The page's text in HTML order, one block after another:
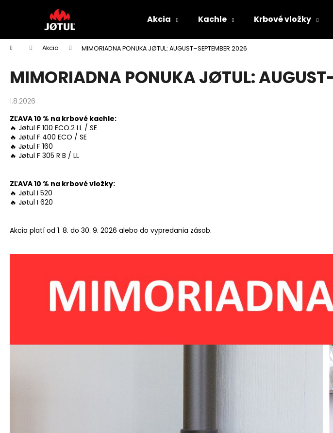
Akcia Kachle Krbové vložky
Domov Akcia MIMORIADNA PONUKA JØTUL: AUGUST–SEPTEMBER 2026
MIMORIADNA PONUKA JØTUL:
1.8.2026
ZĽAVA 10 % na krbové kachle:
🔥 Jøtul F 100 ECO.2 LL / SE
🔥 Jøtul F 400 ECO / SE
🔥 Jøtul F 160
🔥 Jøtul F 305 R B / LL
ZĽAVA 10 % na krbové vložky:
🔥 Jøtul I 520
🔥 Jøtul I 620
Akcia platí od 1. 8. do 30. 9. 2026 alebo do vypredania zásob.
í
Späť
do
obchodu
Späť
do
obchodu
Čo potrebujete